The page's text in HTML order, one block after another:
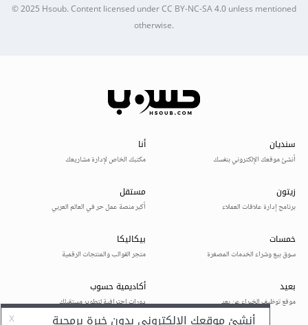
© 2025Hsoub.Content licensed underCC BY-NC-SA 4.0unless mentioned
otherwise.